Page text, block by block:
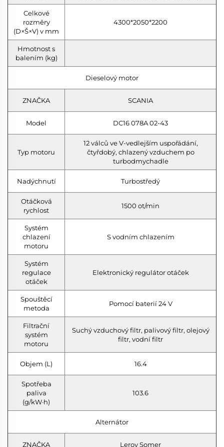
Celkové
rozměry
(D×Š×V) v mm
4300*2050*2200
Hmotnost s
balením (kg)
Dieselový motor
ZNAČKA SCANIA
Model DC16 078A 02-43
Typ motoru
12 válců ve V-vedlejším uspořádání,
čtyřdobý, chlazený vzduchem po
turbodmychadle
Nadýchnutí Turbostředý
Otáčková
rychlost
1500 ot/min
Systém
chlazení
motoru
S vodním chlazením
Systém
regulace
otáček
Elektronický regulátor otáček
Spouštěcí
metoda
Pomocí baterií 24 V
Filtrační
systém
motoru
Suchý vzduchový filtr, palivový filtr, olejový
filtr, vodní filtr
Objem (L) 16.4
Spotřeba
paliva
(g/kW·h)
103.6
Alternátor
ZNAČKA Leroy Somer